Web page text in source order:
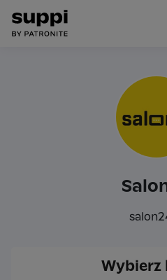
Wybierz